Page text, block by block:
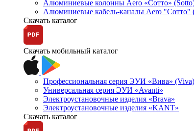
Алюминиевые колонны Aero «Сотто»
Алюминиевые кабель-каналы Aero "Сотто"
Скачать каталог
Скачать мобильный каталог
Профессиональная серия ЭУИ «Вива» (Viva)
Универсальная серия ЭУИ «Avanti»
Электроустановочные изделия «Brava»
Электроустановочные изделия «KANT»
Скачать каталог